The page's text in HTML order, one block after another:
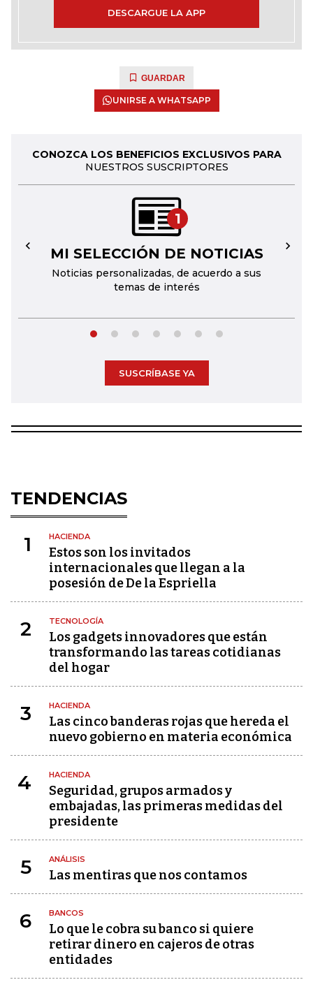
DESCARGUE LA APP
GUARDAR
UNIRSE A WHATSAPP
CONOZCA LOS BENEFICIOS EXCLUSIVOS PARA
NUESTROS SUSCRIPTORES
1
MI SELECCIÓN DE NOTICIAS
Noticias personalizadas, de acuerdo a sus
temas de interés
← →
SUSCRÍBASE YA
TENDENCIAS
1 HACIENDA
Estos son los invitados
internacionales que llegan a la
posesión de De la Espriella
2 TECNOLOGÍA
Los gadgets innovadores que están
transformando las tareas cotidianas
del hogar
3 HACIENDA
Las cinco banderas rojas que hereda el
nuevo gobierno en materia económica
4 HACIENDA
Seguridad, grupos armados y
embajadas, las primeras medidas del
presidente
5 ANÁLISIS
Las mentiras que nos contamos
6 BANCOS
Lo que le cobra su banco si quiere
retirar dinero en cajeros de otras
entidades